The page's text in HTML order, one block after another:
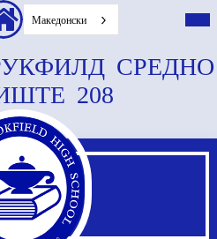
Прескокнете
до
главната
содржина
СРЕДНО
208
Македонски